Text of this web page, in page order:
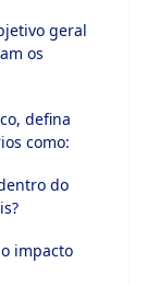
geral
os
defina
como:
do
impacto